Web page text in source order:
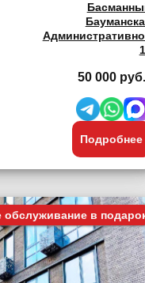
50 000 руб.
Подробнее
обслуживание в